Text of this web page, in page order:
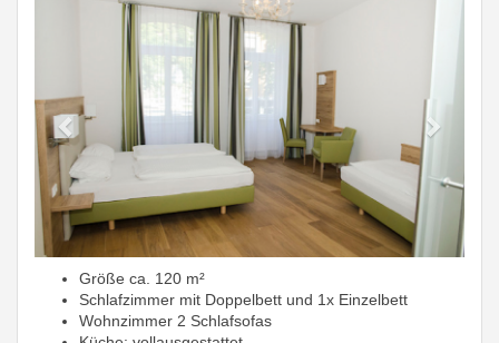
Größe ca.
120 m²
Schlafzimmer mit Doppelbett und 1x Einzelbett
Wohnzimmer 2 Schlafsofas